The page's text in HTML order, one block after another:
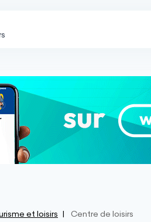
et loisirs Centre de loisirs